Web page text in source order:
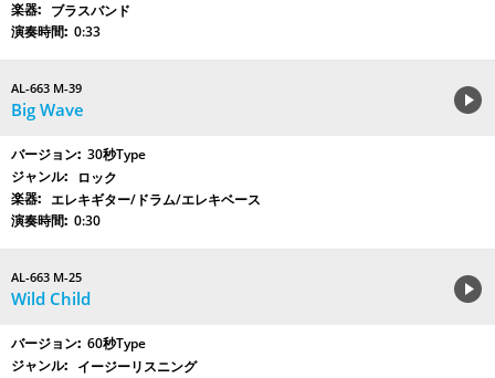
ブラスバンド
0:33
AL-663 M-39
Big Wave
30秒Type
ロック
エレキギター/ドラム/エレキベース
0:30
AL-663 M-25
Wild Child
60秒Type
イージーリスニング